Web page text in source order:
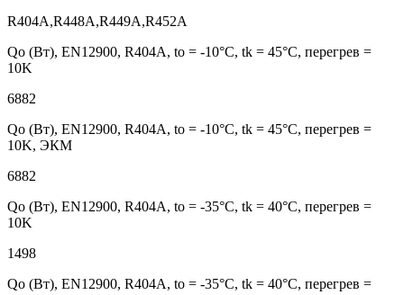
R404A,R448A,R449A,R452A
Qo (Вт), EN12900, R404A, to = -10°С, tk = 45°С, перегрев =
10K
6882
Qo (Вт), EN12900, R404A, to = -10°С, tk = 45°С, перегрев =
10K, ЭКМ
6882
Qo (Вт), EN12900, R404A, to = -35°С, tk = 40°С, перегрев =
10K
1498
Qo (Вт), EN12900, R404A, to = -35°С, tk = 40°С, перегрев =